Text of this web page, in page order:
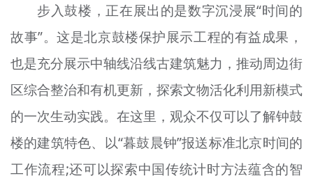
步入鼓楼，正在展出的是数字沉浸展“时间的
故事”。这是北京鼓楼保护展示工程的有益成果，
也是充分展示中轴线沿线古建筑魅力，推动周边街
区综合整治和有机更新，探索文物活化利用新模式
的一次生动实践。在这里，观众不仅可以了解钟鼓
楼的建筑特色、以“暮鼓晨钟”报送标准北京时间的
工作流程;还可以探索中国传统计时方法蕴含的智